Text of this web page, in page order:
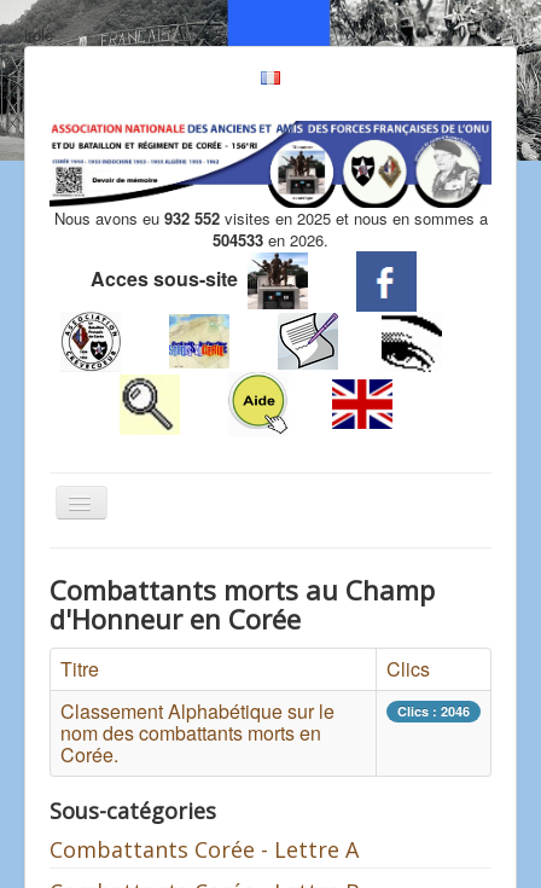
irdle
Nous avons eu 932 552visites en 2025 et nous en sommes a
504533 en 2026.
Acces sous-site
Combattants morts au Champ
d'Honneur en Corée
Titre
Clics
Classement Alphabétique sur le
nom des combattants morts en
Corée.
Clics : 2046
Sous-catégories
Combattants Corée - Lettre A